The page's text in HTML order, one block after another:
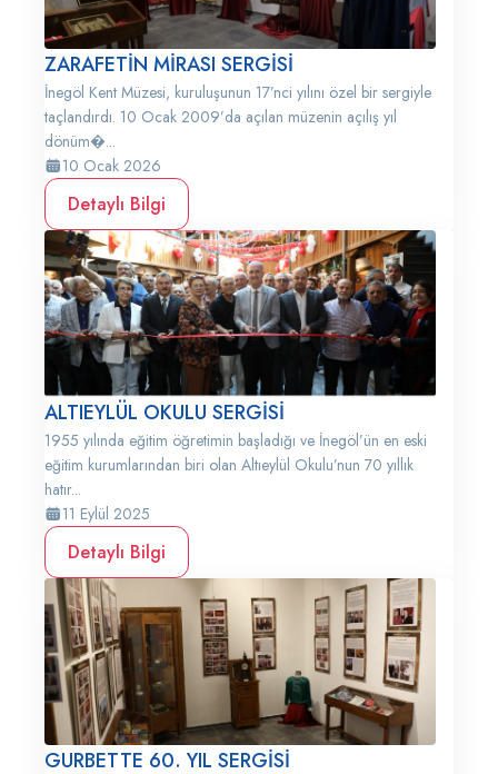
ZARAFETİN MİRASI SERGİSİ
İnegöl Kent Müzesi, kuruluşunun 17’nci yılını özel bir sergiyle
taçlandırdı. 10 Ocak 2009’da açılan müzenin açılış yıl
dönüm�...
10 Ocak 2026
Detaylı Bilgi
ALTIEYLÜL OKULU SERGİSİ
1955 yılında eğitim öğretimin başladığı ve İnegöl’ün en eski
eğitim kurumlarından biri olan Altıeylül Okulu’nun 70 yıllık
hatır...
11 Eylül 2025
Detaylı Bilgi
GURBETTE 60. YIL SERGİSİ